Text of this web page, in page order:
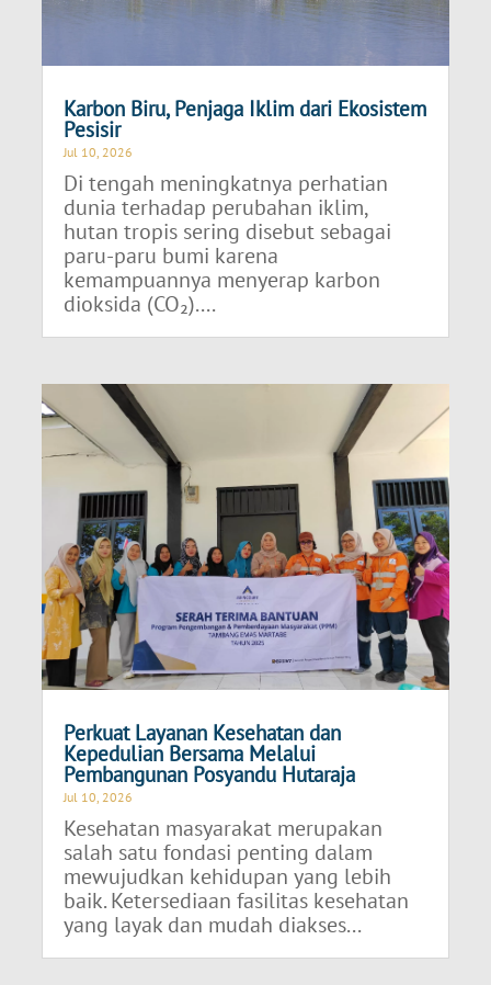
Karbon Biru, Penjaga Iklim dari Ekosistem
Pesisir
Jul 10, 2026
Di tengah meningkatnya perhatian
dunia terhadap perubahan iklim,
hutan tropis sering disebut sebagai
paru-paru bumi karena
kemampuannya menyerap karbon
dioksida (CO₂)....
Perkuat Layanan Kesehatan dan
Kepedulian Bersama Melalui
Pembangunan Posyandu Hutaraja
Jul 10, 2026
Kesehatan masyarakat merupakan
salah satu fondasi penting dalam
mewujudkan kehidupan yang lebih
baik. Ketersediaan fasilitas kesehatan
yang layak dan mudah diakses...